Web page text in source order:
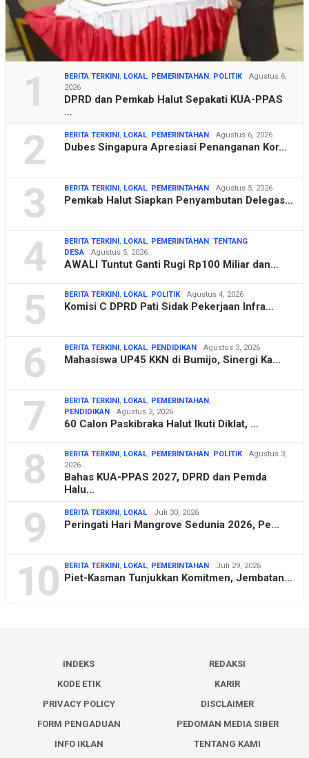
1 BERITA TERKINI , LOKAL, PEMERINTAHAN , POLITIK
Agustus 6,
2026
DPRD dan Pemkab Halut Sepakati KUA-PPAS
…
2 BERITA TERKINI , LOKAL, PEMERINTAHAN Agustus 6, 2026
Dubes Singapura Apresiasi Penanganan Kor…
3 BERITA TERKINI , LOKAL, PEMERINTAHAN Agustus 5, 2026
Pemkab Halut Siapkan Penyambutan Delegas…
4 BERITA TERKINI , LOKAL, PEMERINTAHAN , TENTANG
DESA
Agustus 5, 2026
AWALI Tuntut Ganti Rugi Rp100 Miliar dan…
5 BERITA TERKINI , LOKAL, POLITIK Agustus 4, 2026
Komisi C DPRD Pati Sidak Pekerjaan Infra…
6 BERITA TERKINI , LOKAL, PENDIDIKAN Agustus 3, 2026
Mahasiswa UP45 KKN di Bumijo, Sinergi Ka…
7 BERITA TERKINI , LOKAL, PEMERINTAHAN ,
PENDIDIKAN
Agustus 3, 2026
60 Calon Paskibraka Halut Ikuti Diklat, …
8 BERITA TERKINI , LOKAL, PEMERINTAHAN , POLITIK
Agustus 3,
2026
Bahas KUA-PPAS 2027, DPRD dan Pemda
Halu…
9 BERITA TERKINI , LOKAL Juli 30, 2026
Peringati Hari Mangrove Sedunia 2026, Pe…
10 BERITA TERKINI , LOKAL, PEMERINTAHAN Juli 29, 2026
Piet-Kasman Tunjukkan Komitmen, Jembatan…
INDEKS
REDAKSI
KODE ETIK
KARIR
PRIVACY POLICY
DISCLAIMER
FORM PENGADUAN
PEDOMAN MEDIA SIBER
INFO IKLAN
TENTANG KAMI